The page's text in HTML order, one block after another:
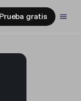
Prueba gratis